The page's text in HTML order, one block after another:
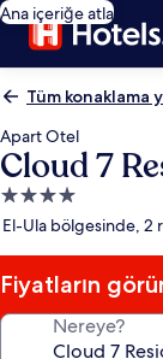
Ana içeriğe atla
Tüm
Apart Otel
Cloud 7
4.0
yıldızlı
yeri
El-Ula bölgesinde, 2
Fiyatların
Nereye?